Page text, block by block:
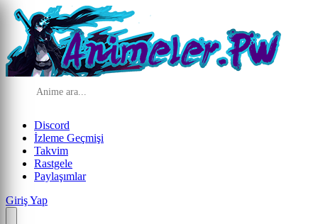
Discord
İzleme Geçmişi
Takvim
Rastgele
Paylaşımlar
Giriş Yap